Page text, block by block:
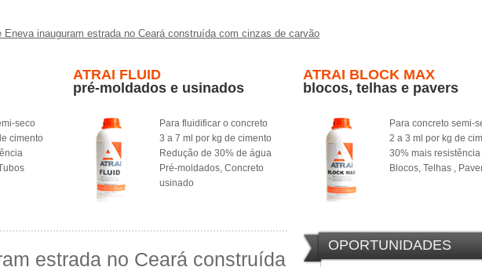
Eneva inauguram estrada no Ceará construída com cinzas de carvão
seco
cimento
ATRAI FLUID
pré-moldados e usinados
Para fluidificar o concreto
3 a 7 ml por kg de cimento
Redução de 30% de água
Pré-moldados, Concreto
usinado
ATRAI BLOCK MAX
blocos, telhas e pavers
Para concreto semi-
2 a 3 ml por kg de
30% mais resistência
Blocos, Telhas ,
estrada no Ceará construída
OPORTUNIDADES